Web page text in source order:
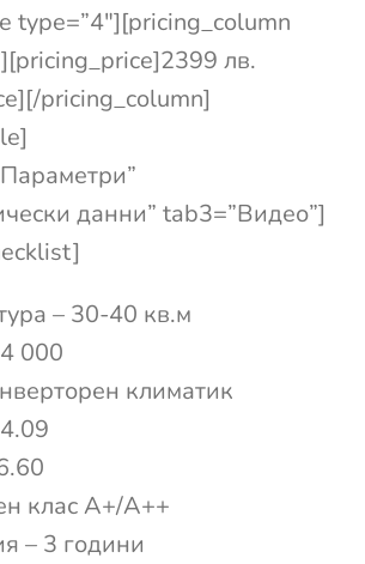
type=”4″][pricing_column
лв.
pricing_column]
данни” tab3=”Видео”]
– 30-40 кв.м
000
климатик
клас А+/А++
– 3 години